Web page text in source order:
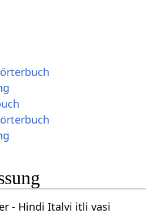
- Hindi Italvi itli vasi